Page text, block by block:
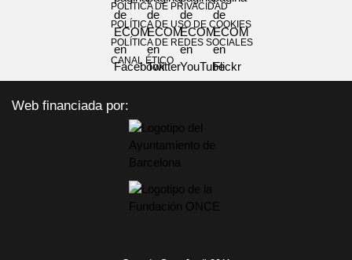
POLÍTICA DE PRIVACIDAD
POLÍTICA DE USO DE COOKIES
POLÍTICA DE REDES SOCIALES
CANAL ÉTICO
Web financiada por: